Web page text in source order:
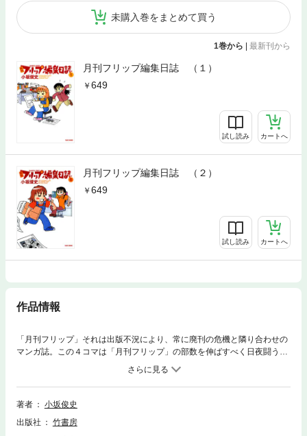
未購入巻をまとめて買う
1巻から | 最新刊から
月刊フリップ編集日誌 （１）
649
試し読み カートへ
月刊フリップ編集日誌 （２）
649
試し読み カートへ
作品情報
「月刊フリップ」それは出版不況により、常に廃刊の危機と隣り合わせの
マンガ誌。この４コマは「月刊フリップ」の部数を伸ばすべく日夜闘う３
著者
小坂俊史
出版社
竹書房